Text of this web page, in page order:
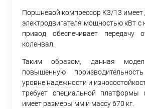
Поршневой компрессор К3/13
электродвигателя мощностью кВт
привод обеспечивает передачу
коленвал.
Таким образом, данная
повышенную
уровне надежности и
требует специальной платформы
имеет размеры мм и массу 670 кг.